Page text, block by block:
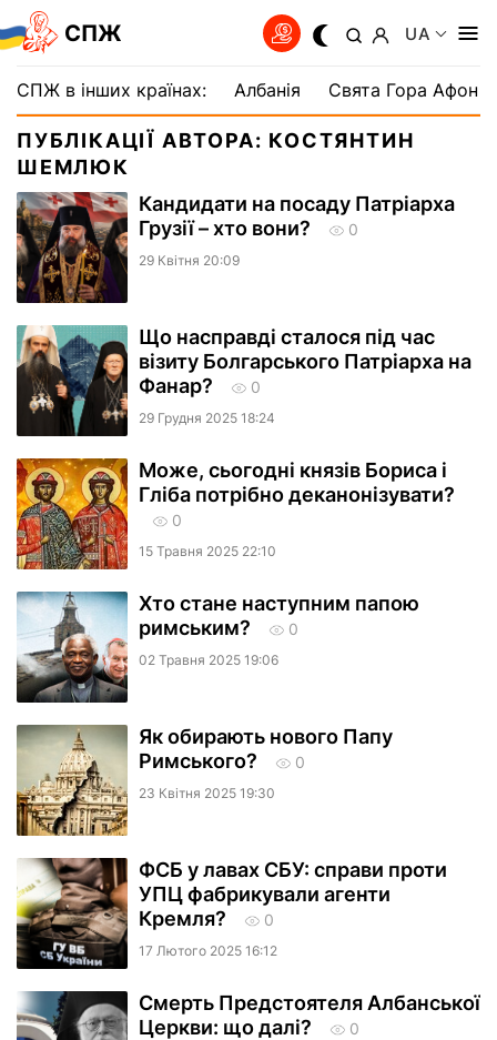
СПЖ UA
СПЖ в інших країнах: Албанія Свята Гора Афон
ПУБЛІКАЦІЇ АВТОРА: КОСТЯНТИН
ШЕМЛЮК
Кандидати на посаду Патріарха
Грузії – хто вони?
0
29 Квiтня 20:09
Що насправді сталося під час
візиту Болгарського Патріарха на
Фанар?
0
29 Грудня 2025 18:24
Може, сьогодні князів Бориса і
Гліба потрібно деканонізувати?
0
15 Травня 2025 22:10
Хто стане наступним папою
римським?
0
02 Травня 2025 19:06
Як обирають нового Папу
Римського?
0
23 Квiтня 2025 19:30
ФСБ у лавах СБУ: справи проти
УПЦ фабрикували агенти
Кремля?
0
17 Лютого 2025 16:12
Смерть Предстоятеля Албанської
Церкви: що далі?
0